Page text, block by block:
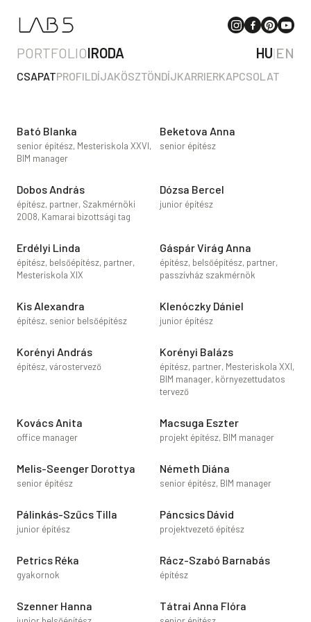
PORTFOLIOIRODA HU|EN
CSAPATPROFILDÍJAKÖSZTÖNDÍJKARRIERKAPCSOLAT
Bató Blanka
senior építész, Mesteriskola XXVI,
BIM manager
Beketova Anna
senior építész
Dobos András
építész, partner, Szakmérnöki
2008, Kamarai bizottsági tag
Dózsa Bercel
junior építész
Erdélyi Linda
építész, belsőépítész, partner,
Mesteriskola XIX
Gáspár Virág Anna
építész, belsőépítész, partner,
passzívház szakmérnök
Kis Alexandra
építész, senior belsőépítész
Klenóczky Dániel
junior építész
Korényi András
építész, várostervező
Korényi Balázs
építész, partner, Mesteriskola XXI,
BIM manager, környezettudatos
tervező
Kovács Anita
office manager
Macsuga Eszter
projekt építész, BIM manager
Melis-Seenger Dorottya
senior építész
Németh Diána
senior építész, BIM manager
Pálinkás-Szűcs Tilla
junior építész
Páncsics Dávid
projektvezető építész
Petrics Réka
gyakornok
Rácz-Szabó Barnabás
építész
Szenner Hanna Tátrai Anna Flóra